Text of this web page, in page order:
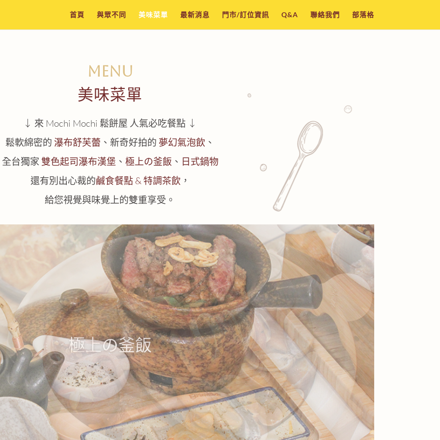
首頁 與眾不同 美味菜單 最新消息 門市/訂位資訊 Q&A 聯絡我們 部落格
MENU
美味菜單
↓ 來 Mochi Mochi 鬆餅屋 人氣必吃餐點 ↓
鬆軟綿密的 瀑布舒芙蕾 、 新奇好拍的 夢幻氣泡飲 、
全台獨家 雙色起司瀑布漢堡 、 極上の釜飯 、 日式鍋物
還有別出心裁的鹹食餐點 & 特調茶飲 ，
給您視覺與味覺上的雙重享受。